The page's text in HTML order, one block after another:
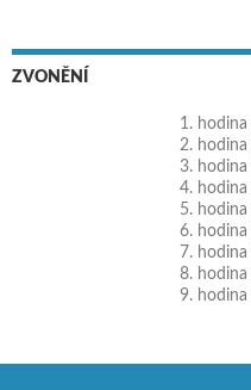
ZVONĚNÍ
1. hodina
2. hodina
3. hodina
4. hodina
5. hodina
6. hodina
7. hodina
8. hodina
9. hodina